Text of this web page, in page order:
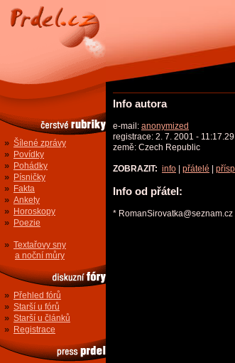
» Šílené zprávy
» Povídky
» Pohádky
» Písničky
» Fakta
» Ankety
» Horoskopy
» Poezie
» Textařovy sny
a noční můry
» Přehled fórů
» Starší u fórů
» Starší u článků
» Registrace
Info autora
e-mail: anonymized
registrace: 2. 7. 2001 - 11:17.29
země: Czech Republic
ZOBRAZIT: info přátelé
Info od přátel:
* RomanSirovatka@seznam.cz